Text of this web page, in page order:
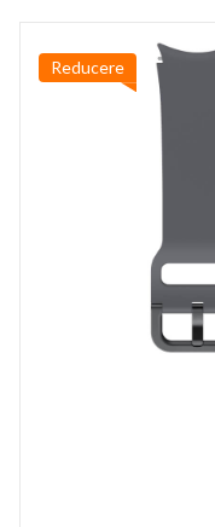
Reducere